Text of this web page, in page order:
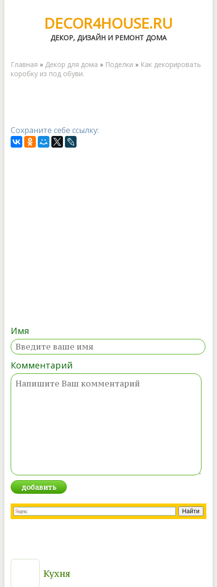
DECOR4HOUSE.RU
ДЕКОР, ДИЗАЙН И РЕМОНТ ДОМА
Главная » Декор для дома » Поделки » Как декорировать
коробку из под обуви.
Сохраните себе ссылку:
Имя
Комментарий
Кухня